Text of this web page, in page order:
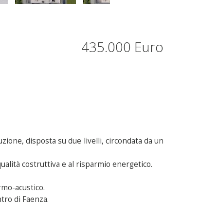
435.000 Euro
disposta su due livelli, circondata da un
costruttiva e al risparmio energetico.
acustico.
di Faenza.